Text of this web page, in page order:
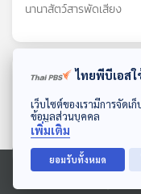
ดาวน์โหลด Thai PBS Podcast
Ⓒ 2020 องค์การกระจายเสียงและแพร่
นานาสัตว์สารพัดเสียง
ตอนที่เกี่ยวข้อง
ไทยพีบีเอส
เว็บไซต์ของเรามีการจัด
ข้อมูลส่วนบุคคล
เพิ่มเติม
ยอมรับทั้งหมด